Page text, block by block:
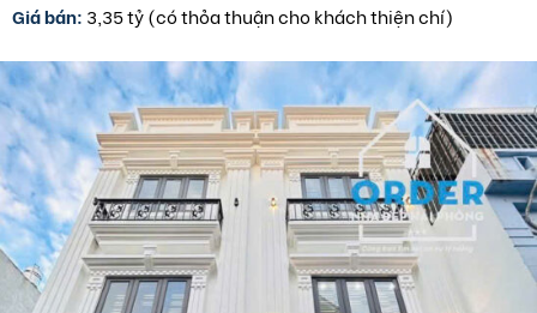
Giá bán: 3,35 tỷ (có thỏa thuận cho khách thiện chí)